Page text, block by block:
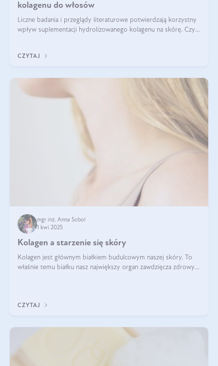
kolagenu do włosów
Liczne badania i przeglądy literaturowe potwierdzają korzystny
wpływ suplementacji hydrolizowanego kolagenu na skórę. Czy
CZYTAJ
mgr inż. Anna Sobol
1 kwi 2025
Kolagen a starzenie się skóry
Kolagen jest głównym białkiem budulcowym naszej skóry. To
właśnie temu białku nasz największy organ zawdzięcza zdrowy
CZYTAJ